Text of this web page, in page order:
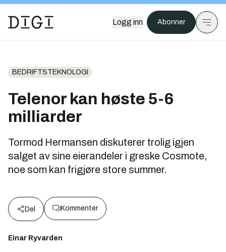
Logg inn Abonner
BEDRIFTSTEKNOLOGI
Telenor kan høste 5-6
milliarder
Tormod Hermansen diskuterer trolig igjen
salget av sine eierandeler i greske Cosmote,
noe som kan frigjøre store summer.
Del Kommenter
Einar Ryvarden